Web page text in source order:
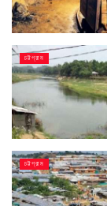
চট্টগ্রাম
চট্টগ্রাম